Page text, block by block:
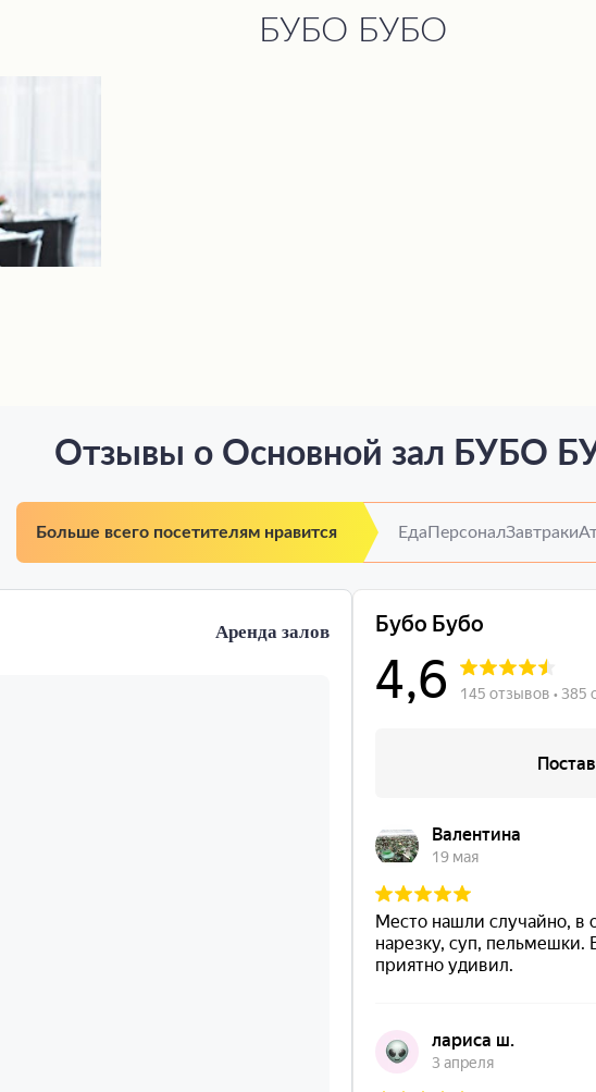
БУБО БУБО
Отзывы о Основной зал БУБО
Больше всего посетителям нравится Еда ПерсоналЗавтраки
Аренда залов